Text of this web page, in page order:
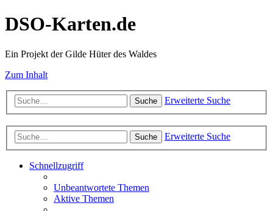
DSO-Karten.de
Ein Projekt der Gilde Hüter des Waldes
Zum Inhalt
Suche Erweiterte Suche
Suche Erweiterte Suche
Schnellzugriff
Unbeantwortete Themen
Aktive Themen